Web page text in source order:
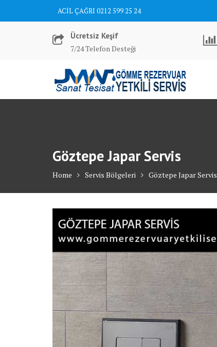
ACİL ÇAĞRI 0212 599 25 24
Ücretsiz Keşif
7/24 Telefon Desteği
Göztepe Japar Servis
Home Servis Bölgeleri Göztepe Japar Servis